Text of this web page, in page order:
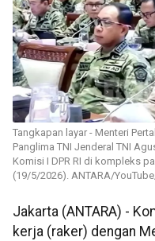
Tangkapan layar - Menteri
Panglima TNI Jenderal TNI
Komisi I DPR RI di kompleks
(19/5/2026). ANTARA/
Jakarta (ANTARA) -
kerja (raker) dengan